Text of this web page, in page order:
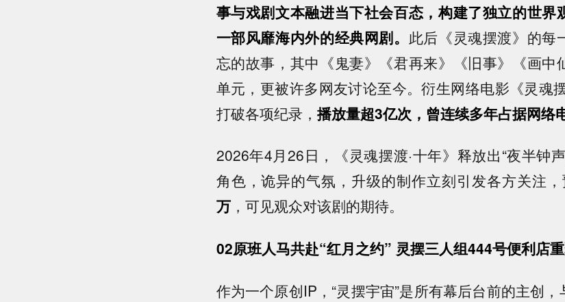
事与戏剧文本融进当下社会百态，构建了独立的世界
一部风靡海内外的经典网剧。 此后《灵魂摆渡》的每
忘的故事，其中《鬼妻》《君再来》《旧事》《画中
单元，更被许多网友讨论至今。衍生网络电影《灵魂
打破各项纪录， 播放量超3亿次，曾连续多年占据网络
2026年4月26日，《灵魂摆渡·十年》释放出“夜半钟
角色，诡异的气氛，升级的制作立刻引发各方关注
万，可见观众对该剧的期待。
02原班人马共赴“红月之约” 灵摆三人组444号便利店
作为一个原创IP，“灵摆宇宙”是所有幕后台前的主创